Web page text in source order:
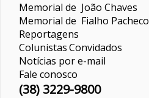
Memorial de João Chaves
Memorial de Fialho Pacheco
Reportagens
ColunistasConvidados
Notícias por e-mail
Fale conosco
(38) 3229-9800